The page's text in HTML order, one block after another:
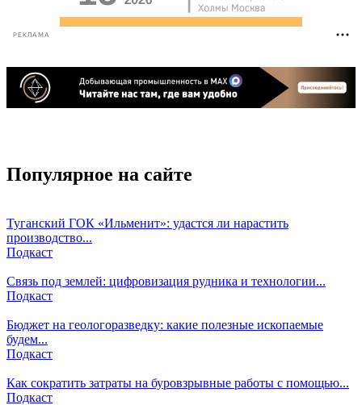
РЕКЛАМА
Популярное на сайте
Туганский ГОК «Ильменит»: удастся ли нарастить
производство...
Подкаст
Связь под землей: цифровизация рудника и технологии...
Подкаст
Бюджет на геологоразведку: какие полезные ископаемые
будем...
Подкаст
Как сократить затраты на буровзрывные работы с помощью...
Подкаст